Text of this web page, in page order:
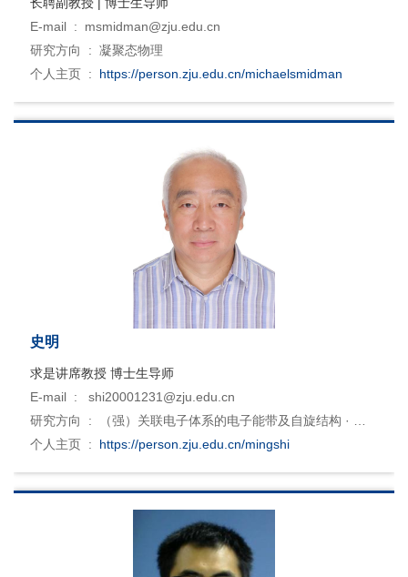
msmidman@zju.edu.cn
研究方向 : 凝聚态物理
个人主页 : https://person.zju.edu.cn/michaelsmidman
史明
求是讲席教授 博士生导师
shi20001231@zju.edu.cn
研究方向 :
（强）关联电子体系的电子能带及自旋结构 · 非
常规超导及（低维）固体材料中的其他宏观量子现象 · 拓扑和
个人主页 : https://person.zju.edu.cn/mingshi